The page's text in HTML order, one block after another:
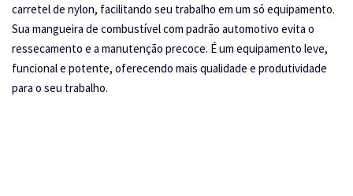
carretel de nylon, facilitando seu trabalho em um só equipamento.
Sua mangueira de combustível com padrão automotivo evita o
ressecamento e a manutenção precoce. É um equipamento leve,
funcional e potente, oferecendo mais qualidade e produtividade
para o seu trabalho.